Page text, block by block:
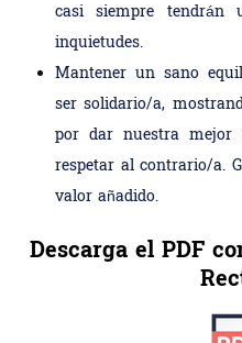
casi siempre tendrán
inquietudes.
Mantener un sano
ser solidario/a,
por dar nuestra
respetar al contrario/a.
valor añadido.
Descarga el PDF